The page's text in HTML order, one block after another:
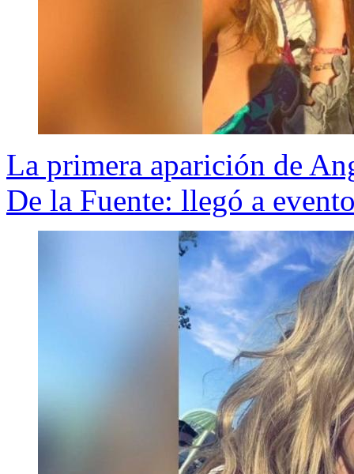
La primera aparición de
De la Fuente: llegó a